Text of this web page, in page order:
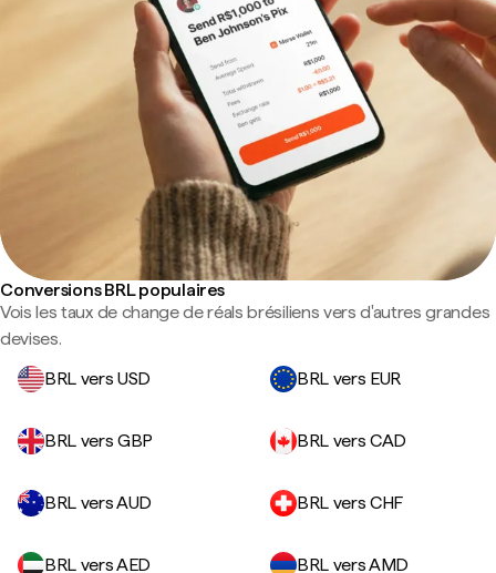
Conversions BRL populaires
Vois les taux de change de réals brésiliens vers d'autres grandes
devises.
BRL vers USD
BRL vers EUR
BRL vers GBP BRL vers CAD
BRL vers AUD BRL vers CHF
BRL vers AED
BRL vers AMD